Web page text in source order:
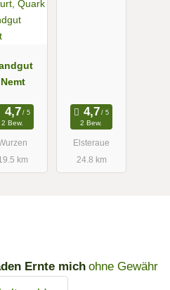
Nemt
2 Bew.
km
2 Bew.
Elsteraue
24.8 km
Ernte mich ohne Gewähr